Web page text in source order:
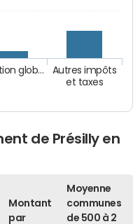
Autres impôts
et taxes
glob…
de Présilly en
Montant
par
Moyenne
communes
de 500 à 2